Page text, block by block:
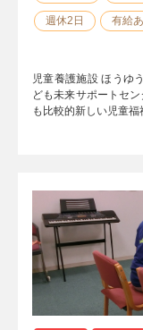
週休2日 有給
児童養護施設 ほうゆ
ども未来サポートセ
も比較的新しい児童福